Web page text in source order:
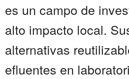
es un campo de
alto impacto local.
alternativas
efluentes en